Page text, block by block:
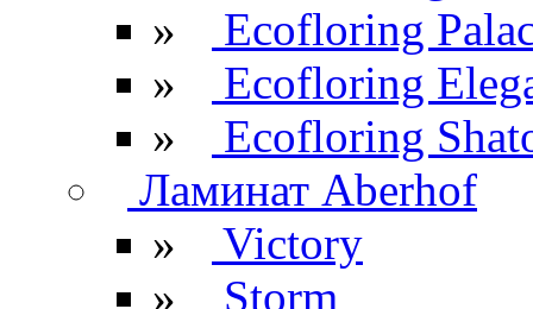
»
Ecofloring
»
Ecofloring
»
Ecofloring
Ламинат Aberhof
»
Victory
»
Storm